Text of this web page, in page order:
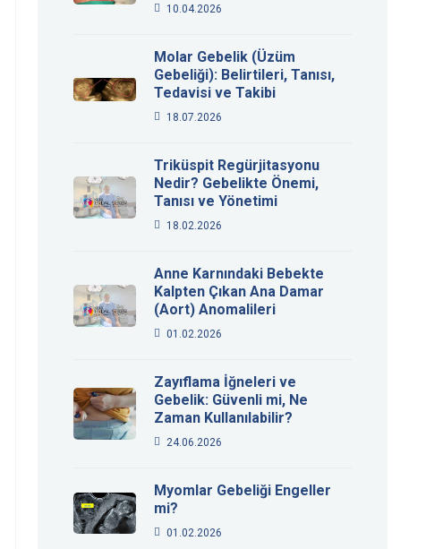
10.04.2026
Molar Gebelik (Üzüm
Gebeliği): Belirtileri, Tanısı,
Tedavisi ve Takibi
18.07.2026
Triküspit Regürjitasyonu
Nedir? Gebelikte Önemi,
Tanısı ve Yönetimi
18.02.2026
Anne Karnındaki Bebekte
Kalpten Çıkan Ana Damar
(Aort) Anomalileri
01.02.2026
Zayıflama İğneleri ve
Gebelik: Güvenli mi, Ne
Zaman Kullanılabilir?
24.06.2026
Myomlar Gebeliği Engeller
mi?
01.02.2026